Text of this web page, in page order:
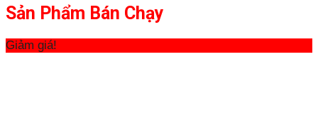
Sản Phẩm Bán Chạy
Giảm giá!